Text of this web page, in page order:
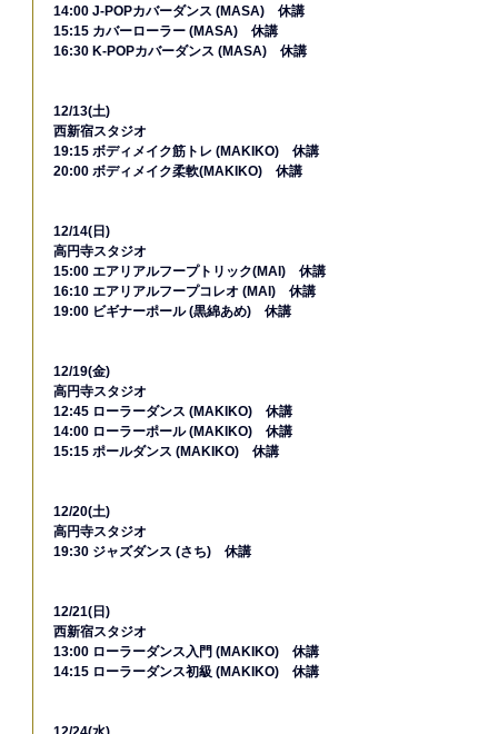
14:00 J-POPカバーダンス (MASA)　休講
15:15 カバーローラー (MASA)　休講
16:30 K-POPカバーダンス (MASA)　休講
12/13(土)
西新宿スタジオ
19:15 ボディメイク筋トレ (MAKIKO)　休講
20:00 ボディメイク柔軟(MAKIKO)　休講
12/14(日)
高円寺スタジオ
15:00 エアリアルフープトリック(MAI)　休講
16:10 エアリアルフープコレオ (MAI)　休講
19:00 ビギナーポール (黒綿あめ)　休講
12/19(金)
高円寺スタジオ
12:45 ローラーダンス (MAKIKO)　休講
14:00 ローラーポール (MAKIKO)　休講
15:15 ポールダンス (MAKIKO)　休講
12/20(土)
高円寺スタジオ
19:30 ジャズダンス (さち)　休講
12/21(日)
西新宿スタジオ
13:00 ローラーダンス入門 (MAKIKO)　休講
14:15 ローラーダンス初級 (MAKIKO)　休講